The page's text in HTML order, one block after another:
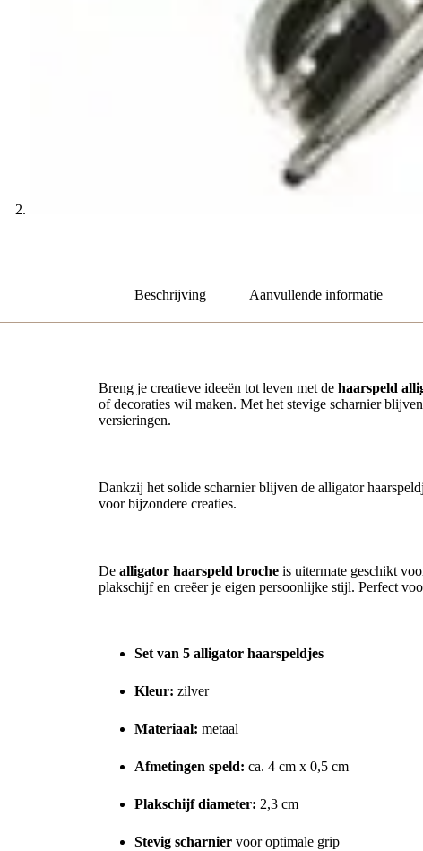
Beschrijving Aanvullende informatie
Breng je creatieve ideeën tot leven met de haarspeld
of decoraties wil maken. Met het stevige scharnier
versieringen.
Dankzij het solide scharnier blijven de alligator
voor bijzondere creaties.
De alligator haarspeld broche is uitermate geschikt
plakschijf en creëer je eigen persoonlijke stijl. Perfect
Set van 5 alligator haarspeldjes
Kleur: zilver
Materiaal: metaal
Afmetingen speld: ca. 4 cm x 0,5 cm
Plakschijf diameter: 2,3 cm
Stevig scharnier voor optimale grip